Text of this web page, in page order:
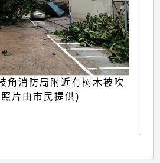
消防局附近有树木被吹
片由市民提供)